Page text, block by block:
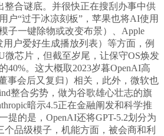
整合谜底。并很快正在搜刮办事中供
户“过于冰凉刻板”，苹果也将AI使用
子一键除物或改变布景）、Apple
户爱好生成播放列表）等方面，例
微芯片，但截至岁尾，让保守OS焕发
40%。这大概取2023岁暮OpenAI高
事会后又复归）相关，此外，微软也
整合劣势，做为谷歌雄心壮志的旗
暗示4.5正在金融阐发和科学推
提的是，OpenAI还将GPT-5.2划分为
个品级模子，机能方面，被会商和利